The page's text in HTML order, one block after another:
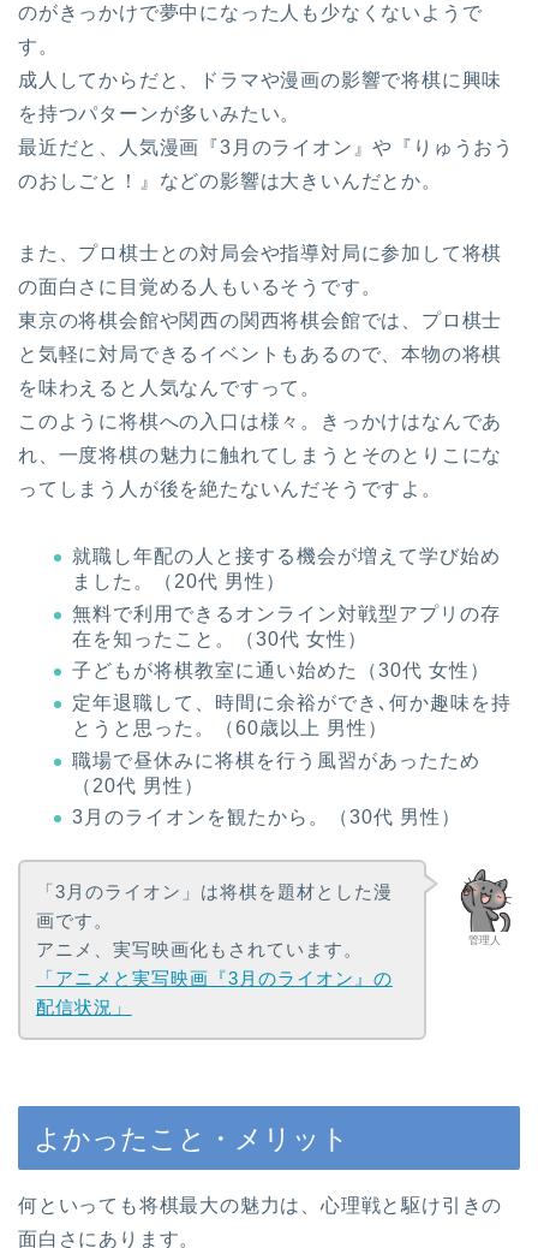
のがきっかけで夢中になった人も少なくないようで
す。
成人してからだと、ドラマや漫画の影響で将棋に興味
を持つパターンが多いみたい。
最近だと、人気漫画『3月のライオン』や『りゅうおう
のおしごと！』などの影響は大きいんだとか。
また、プロ棋士との対局会や指導対局に参加して将棋
の面白さに目覚める人もいるそうです。
東京の将棋会館や関西の関西将棋会館では、プロ棋士
と気軽に対局できるイベントもあるので、本物の将棋
を味わえると人気なんですって。
このように将棋への入口は様々。きっかけはなんであ
れ、一度将棋の魅力に触れてしまうとそのとりこにな
ってしまう人が後を絶たないんだそうですよ。
就職し年配の人と接する機会が増えて学び始め
ました。（20代 男性）
無料で利用できるオンライン対戦型アプリの存
在を知ったこと。（30代 女性）
子どもが将棋教室に通い始めた（30代 女性）
定年退職して、時間に余裕ができ､何か趣味を持
とうと思った。（60歳以上 男性）
職場で昼休みに将棋を行う風習があったため
（20代 男性）
3月のライオンを観たから。（30代 男性）
管理人
「3月のライオン」は将棋を題材とした漫
画です。
アニメ、実写映画化もされています。
「アニメと実写映画『3月のライオン』の
配信状況」
よかったこと・メリット
何といっても将棋最大の魅力は、心理戦と駆け引きの
面白さにあります。